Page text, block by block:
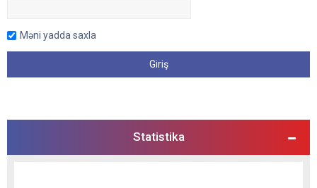
Məni yadda saxla
Statistika